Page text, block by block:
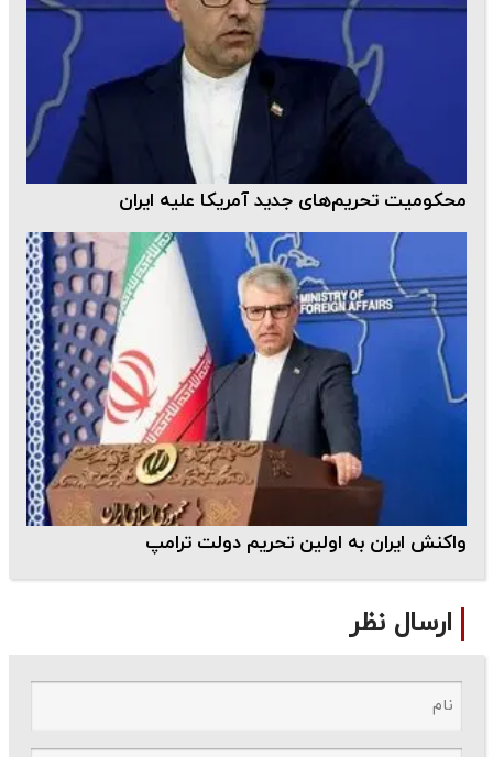
محکومیت تحریم‌های جدید آمریکا علیه ایران
واکنش ایران به اولین تحریم دولت ترامپ
ارسال نظر